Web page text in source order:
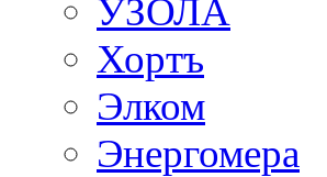
УЗОЛА
Хортъ
Элком
Энергомера